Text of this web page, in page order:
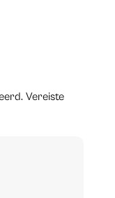
Vereiste